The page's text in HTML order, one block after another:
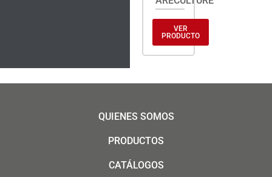
VER
PRODUCTO
QUIENES SOMOS
PRODUCTOS
CATÁLOGOS